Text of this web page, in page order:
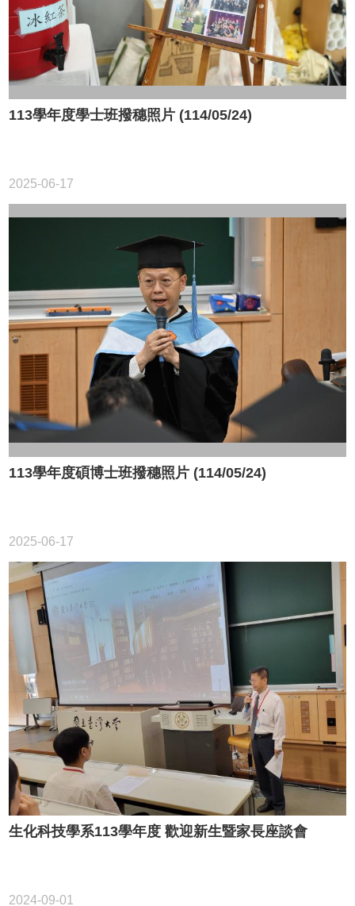
113學年度學士班撥穗照片 (114/05/24)
2025-06-17
113學年度碩博士班撥穗照片 (114/05/24)
2025-06-17
生化科技學系113學年度 歡迎新生暨家長座談會
2024-09-01